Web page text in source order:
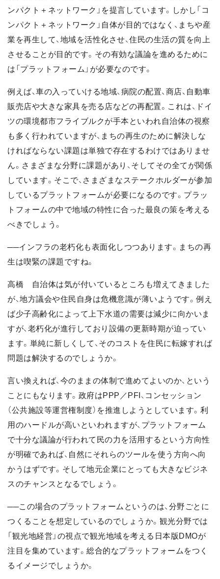
ンパクト＋ネットワーク」を提言しています。しかし「コ
ンパクト＋ネットワーク」自体が目的ではなく、まちや産
業を再生して、地域を活性化させ、住民の生活の質を向上
させることが目的です。その有効な議論を進めるために
は「プラットフォーム」が必要なのです。
例えば、車の入っていける地域、病院の配置、商店、自動車
販売店や大きな家具を売る店などの再配置。これは、ドイ
ツの環境都市フライブルクが手本といわれ自治体の視察
も多く行われていますが、まちの再生のために解決しな
ければならない課題は単独で存在するわけではありませ
ん。さまざまな分野に課題があり、そしてその全てが関係
しています。そこで、さまざまなステークホルダーが参加
しているプラットフォームが必要になるのです。プラッ
トフォームの中で地域の特性に合った最良の策を考える
べきでしょう。
──インフラの老朽化も表面化しつつあります。まちの再
生は喫緊の課題ですね。
高橋 自治体は気が付いているところも増えてきました
が、地方議会や住民自身は危機意識が薄いようです。例え
ば少子高齢化によって上下水道の需要は減少に向かいま
すが、老朽化が進行しており設備の更新時期が迫ってい
ます。単純に新しくして、そのコストを住民に転嫁すれば
問題は解決するのでしょうか。
言い換えれば、今のままの体制で進めてよいのか、という
ことにもなります。政府はPPP／PFI、コンセッション
（公共施設等運営権制度）を推進しようとしています。利
用のハードルが高いといわれますが、プラットフォーム
で十分な議論が行われて民の力を活用するという方向性
が明確であれば、自然にそれらのツールを使う方向へ向
かうはずです。そして地元企業にとっても大きなビジネ
スのチャンスとなるでしょう。
──この場合のプラットフォームというのは、分野ごとに
つくることを想定しているのでしょうか。観光分野では
「観光地経営」の視点で観光地域を考える日本版DMOが
注目を集めています。総合的なプラットフォームをつく
るイメージでしょうか。